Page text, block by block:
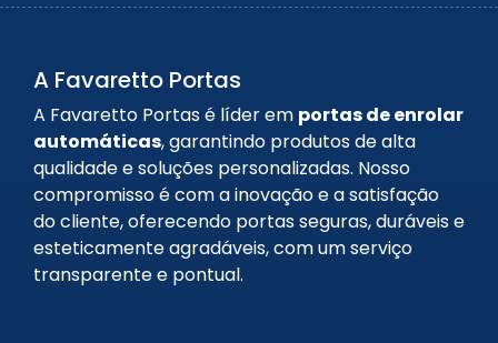
A Favaretto Portas
A Favaretto Portas é líder em portas de enrolar
automáticas, garantindo produtos de alta
qualidade e soluções personalizadas. Nosso
compromisso é com a inovação e a satisfação
do cliente, oferecendo portas seguras, duráveis e
esteticamente agradáveis, com um serviço
transparente e pontual.